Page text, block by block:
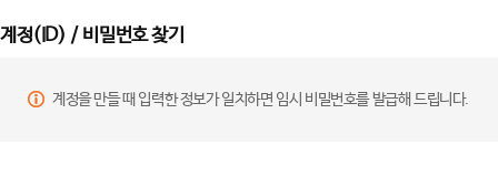
계정(ID) / 비밀번호 찾기
계정을 만들 때 입력한 정보가 일치하면 임시 비밀번호를 발급해 드립니다.